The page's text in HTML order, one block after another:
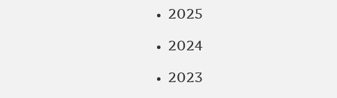
2025
2024
2023